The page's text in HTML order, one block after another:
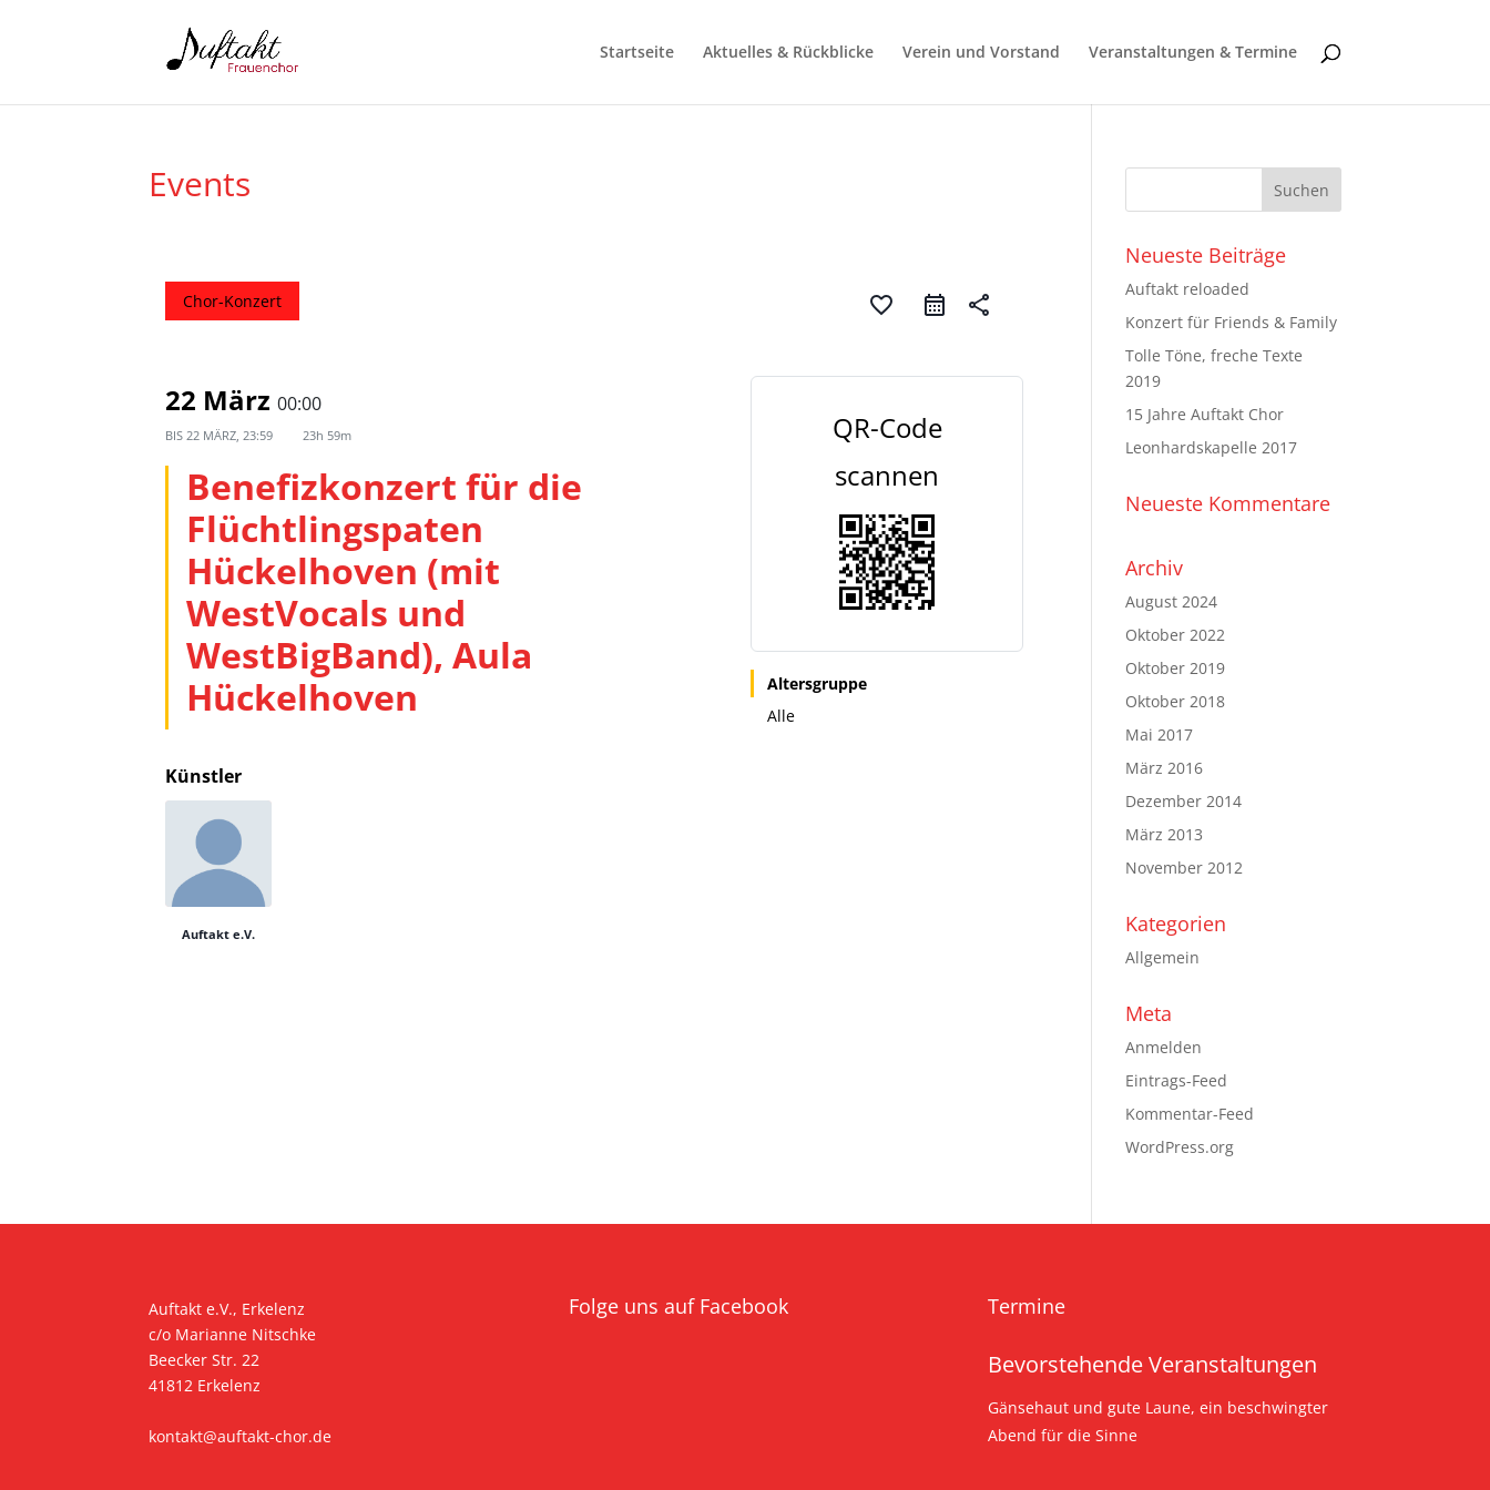
Startseite Aktuelles & Rückblicke Verein und Vorstand Veranstaltungen & Termine
Events
Chor-Konzert favorite_border share
22 März00:00
BIS22 MÄRZ, 23:59 23h 59m
Benefizkonzert für die
Flüchtlingspaten
Hückelhoven (mit
WestVocals und
WestBigBand), Aula
Hückelhoven
Künstler
Auftakt e.V.
QR-Code
scannen
Altersgruppe
Alle
Neueste Beiträge
Auftakt reloaded
Konzert für Friends & Family
Tolle Töne, freche Texte
2019
15 Jahre Auftakt Chor
Leonhardskapelle 2017
Neueste Kommentare
Archiv
August 2024
Oktober 2022
Oktober 2019
Oktober 2018
Mai 2017
März 2016
Dezember 2014
März 2013
November 2012
Kategorien
Allgemein
Meta
Anmelden
Eintrags-Feed
Kommentar-Feed
WordPress.org
Auftakt e.V., Erkelenz
c/o Marianne Nitschke
Beecker Str. 22
41812 Erkelenz
kontakt@auftakt-chor.de
Folge uns auf Facebook Termine
Bevorstehende Veranstaltungen
Gänsehaut und gute Laune, ein beschwingter
Abend für die Sinne